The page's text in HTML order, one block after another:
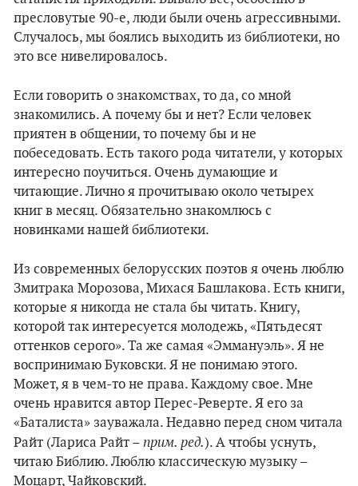
пресловутые 90-е, люди были очень агрессивными.
Случалось, мы боялись выходить из библиотеки, но
это все нивелировалось.
Если говорить о знакомствах, то да, со мной
знакомились. А почему бы и нет? Если человек
приятен в общении, то почему бы и не
побеседовать. Есть такого рода читатели, у которых
интересно поучиться. Очень думающие и
читающие. Лично я прочитываю около четырех
книг в месяц. Обязательно знакомлюсь с
новинками нашей библиотеки.
Из современных белорусских поэтов я очень люблю
Змитрака Морозова, Михася Башлакова. Есть книги,
которые я никогда не стала бы читать. Книгу,
которой так интересуется молодежь, «Пятьдесят
оттенков серого». Та же самая «Эммануэль». Я не
воспринимаю Буковски. Я не понимаю этого.
Может, я в чем-то не права. Каждому свое. Мне
очень нравится автор Перес-Реверте. Я его за
«Баталиста» зауважала. Недавно перед сном читала
Райт (Лариса Райт – прим. ред.). А чтобы уснуть,
читаю Библию. Люблю классическую музыку –
Моцарт, Чайковский.